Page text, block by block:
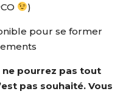
)
pour se former
ne pourrez pas tout
pas souhaité. Vous